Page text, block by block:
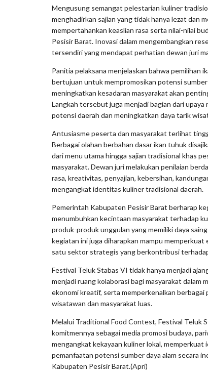
Mengusung semangat pelestarian kuliner
menghadirkan sajian yang tidak hanya lezat dan
mempertahankan keaslian rasa serta nilai-nilai
Pesisir Barat. Inovasi dalam mengembangkan
tersendiri yang mendapat perhatian dewan juri
Panitia pelaksana menjelaskan bahwa pemilihan
bertujuan untuk mempromosikan potensi
meningkatkan kesadaran masyarakat akan
Langkah tersebut juga menjadi bagian dari
potensi daerah dan meningkatkan daya tarik
Antusiasme peserta dan masyarakat terlihat
Berbagai olahan berbahan dasar ikan tuhuk
dari menu utama hingga sajian tradisional khas
masyarakat. Dewan juri melakukan penilaian
rasa, kreativitas, penyajian, kebersihan,
mengangkat identitas kuliner tradisional daerah.
Pemerintah Kabupaten Pesisir Barat berharap
menumbuhkan kecintaan masyarakat terhadap
produk-produk unggulan yang memiliki daya
kegiatan ini juga diharapkan mampu
satu sektor strategis yang berkontribusi
Festival Teluk Stabas VI tidak hanya menjadi
menjadi ruang kolaborasi bagi masyarakat dalam
ekonomi kreatif, serta memperkenalkan berbagai
wisatawan dan masyarakat luas.
Melalui Traditional Food Contest, Festival Teluk
komitmennya sebagai media promosi budaya,
mengangkat kekayaan kuliner lokal,
pemanfaatan potensi sumber daya alam secara
Kabupaten Pesisir Barat.(Apri)